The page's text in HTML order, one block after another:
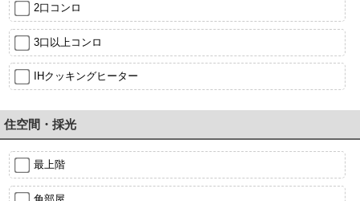
2口コンロ
3口以上コンロ
IHクッキングヒーター
住空間・採光
最上階